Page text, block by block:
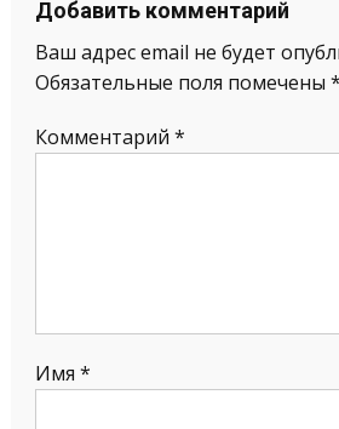
Добавить комментарий
Ваш адрес email не будет
Обязательные поля помечены *
Комментарий *
Имя *